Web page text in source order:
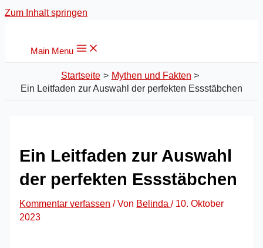
Zum Inhalt springen
Main Menu
Startseite
Mythen und Fakten
Ein Leitfaden zur Auswahl der perfekten Essstäbchen
Ein Leitfaden zur Auswahl
der perfekten Essstäbchen
Kommentar verfassen / Von Belinda/ 10. Oktober
2023